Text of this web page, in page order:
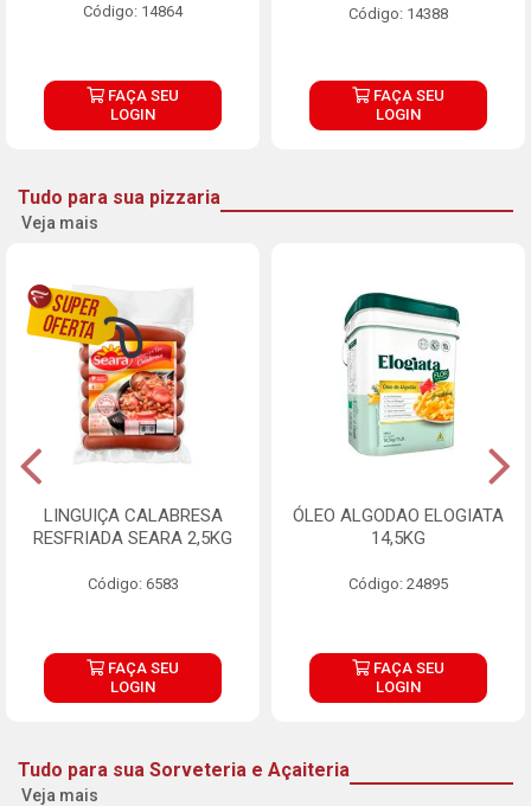
Código: 14864
FAÇA SEU
LOGIN
Código: 14388
FAÇA SEU
LOGIN
Tudo para sua pizzaria
Veja mais
LINGUIÇA CALABRESA
RESFRIADA SEARA 2,5KG
Código: 6583
FAÇA SEU
LOGIN
ÓLEO ALGODAO ELOGIATA
14,5KG
Código: 24895
FAÇA SEU
LOGIN
Tudo para sua Sorveteria e Açaiteria
Veja mais